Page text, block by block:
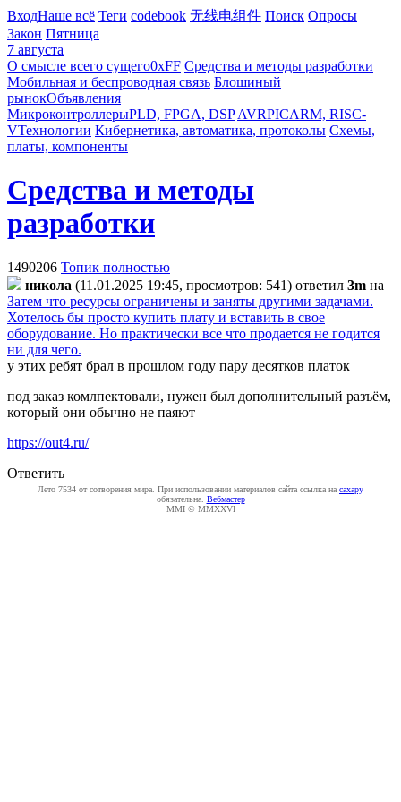
ВходНаше всё Теги codebook 无线电组件 Поиск Опросы
Закон Пятница
7 августа
О смысле всего сущего0xFF Средства и методы разработки
Мобильная и беспроводная связь Блошиный
рынокОбъявления
МикроконтроллерыPLD, FPGA, DSP AVRPICARM, RISC-
VТехнологии Кибернетика, автоматика, протоколы Схемы,
платы, компоненты
Средства и методы
разработки
1490206 Топик полностью
никoлa (11.01.2025 19:45, просмотров: 541) ответил 3m на
Затем что ресурсы ограничены и заняты другими задачами.
Хотелось бы просто купить плату и вставить в свое
оборудование. Но практически все что продается не годится
ни для чего.
у этих ребят брал в прошлом году пару десятков платок
под заказ комлпектовали, нужен был дополнительный разъём,
который они обычно не паяют
https://out4.ru/
Ответить
Лето 7534 от сотворения мира. При использовании материалов сайта ссылка на caxapу
обязательна. Вебмастер
MMI © MMXXVI